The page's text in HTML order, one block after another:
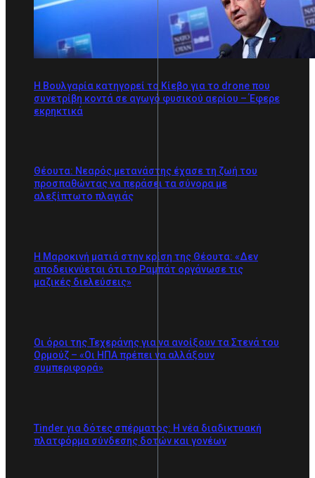
Η Βουλγαρία κατηγορεί το Κίεβο για το drone που
συνετρίβη κοντά σε αγωγό φυσικού αερίου – Έφερε
εκρηκτικά
Θέουτα: Νεαρός μετανάστης έχασε τη ζωή του
προσπαθώντας να περάσει τα σύνορα με
αλεξίπτωτο πλαγιάς
Η Μαροκινή ματιά στην κρίση της Θέουτα: «Δεν
αποδεικνύεται ότι το Ραμπάτ οργάνωσε τις
μαζικές διελεύσεις»
Οι όροι της Τεχεράνης για να ανοίξουν τα Στενά του
Ορμούζ – «Οι ΗΠΑ πρέπει να αλλάξουν
συμπεριφορά»
Tinder για δότες σπέρματος: Η νέα διαδικτυακή
πλατφόρμα σύνδεσης δοτών και γονέων